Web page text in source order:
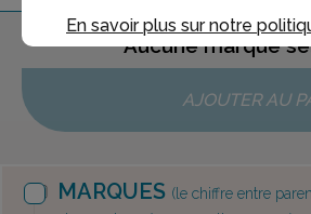
Aucune marque
AJOUTER AU
MARQUES (le chiffre entre
En savoir plus sur notre